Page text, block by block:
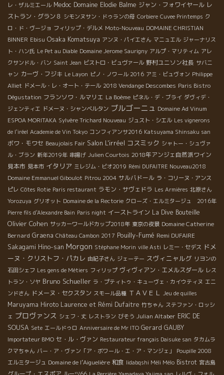
レ・ザルミエール Medoc Domaine Elodie Balme ジャン・フォワイヤール レ
ストラン・グラン８ シモンヌサン・ドゥランの母 Corbiere Cuvee Printemps ク
ロ・ド・ヴージョ フィリップ・デルメ Moto-Nouveau DOMAINE CHRISTIAN
BINNER Ebisu Osaka Komatsuya アンヌ・パイエさん マニュエル ジャーナリス
ト・ハン氏 Le Pet au Diable Domaine Jerome Saurigny アルプ・マリティム アレ
クサンドル・バン Saint Jean ビストロ・ビュヴァール 野村ユニソン社長 サバニ
ャン カーヴ・フジキ Le Layon ピノ・ノワール 2016 アミ・ビュヴォン Philippe
Alliet ドメール・レ・オート・テール 2018 Vendange Descombes Paris Bistro
Dégustation フランソワ・ルマリエ La Boème ピネル・デ・ブライ ダヴィデ・
ジェンティエ ドメーヌ・シャンベルタン ブルゴーニュ Domaine Ad Vinum
ESPOA MORITAKA Sylvère Trichard Nouveau ジュスト・シエル Les vignerons
de l'iréel Academie de Vin Tokyo コンフィアンサ2016 Katsuyama Shinsaku san
ボワ・モワセ Beaujolais Fair Salon L'irréel コスミック シャトー・シュヴァ
ル・ブラン 新年2019年 串揚げ Julien Courtois 2018年アンジェ自然派ワイン
見本市 見本市 イタリア ミレジム・ビオ2019 Rémi DUFAITRE Nouveau2018
Domaine Emmanuel Giboulot Pitrou 2004 サルバドール ラ・コリーヌ・アンス
ピレ Côtes Rotie Paris restaurant ラモン・サヴェドラ Les Armières 北原さん
Yorozuya グリオット Domaine de la Rectorie クローズ・エルミタージュ 2016年
Pierre fils d'Alexandre Bain Paris night イーストライン La Dive Bouteille
Olivier Cohen サッカーワールドカップ2018年 東京の夜景 Domaine Catherine
Bernard Graena Château Cambon 2017 Pouilly-Fumé Remi DUFAIRE
Sakagami Hino-san Morgon Stéphane Morin ville Asti レミー・セデス ドメ
ーヌ・クリストフ・パカレ 由紀子さん ジェーテー スヴィニャルグ リヨンの
石田シェフ Les gens de Métiers フィリップ ヴィヴィアン・エメルスダール レス
トラン・ソヤ Bruno Schueller ラ・プティトゥ・キューヴェ・カイウティヌ エニ
ンドさん ドメーヌ・セクスタン スモール品種 ＴＡＶＥＬ Jeu de quilles
Maruyama Hiroto Laurence et Rémi Dufaitre 竹ちゃん ステファン・ロッシ
ェ プロヴァンス シェフ・丈 レストラン びそう Julian Altaber ERIC DE
SOUSA Sete エールドゥロ Anniversaire de Mr ITO Gerard GAUBY
Importateur BMO セ・ル・ヴァン Restaurateur français Daisuke san タカムラ
クマちゃん バー・ア・ヴァン「ア・ボワール・エ・ア・マンジェ」
Poupille 2008
エルミタージュ Domaine de l’Aiguelière 和食 Iidabqshi Méli Mélo Bistrot 宮古島